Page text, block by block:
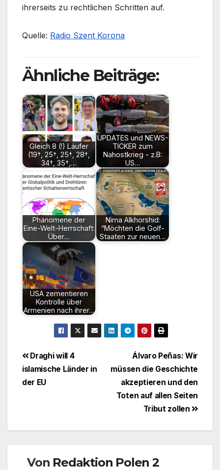
ihrerseits zu rechtlichen Schritten auf.
Quelle: Radio Szent Korona
Ähnliche Beiträge:
Gleich 8 (!) Läufer
(19†, 25†, 25†, 28†,
34†, 35†,…
UPDATES und NEWS-
TICKER zum
Nahostkrieg - z.B:
US…
Phänomene der
Eine-Welt-Herrschaft:
Über…
Nima Alkhorshid:
“Möchten die Golf-
Staaten zur neuen…
USA zementieren
Kontrolle über
Armenien nach ihrer…
BeitragsnavigationÁlvaro Peñas: Wir
müssen die Geschichte
akzeptieren und den
Toten auf allen Seiten
Tribut zollen
Draghi will 4
islamische Länder in
der EU
Von Redaktion Polen 2